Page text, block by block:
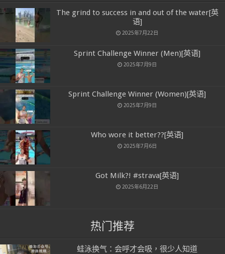
The grind to success in and out of the water[英
语]
2025年7月22日
Sprint Challenge Winner (Men)[英语]
2025年7月9日
Sprint Challenge Winner (Women)[英语]
2025年7月9日
Who wore it better??[英语]
2025年7月6日
Got Milk?! #strava[英语]
2025年6月22日
热门推荐
蛙泳换气：会呼才会吸，很少人知道